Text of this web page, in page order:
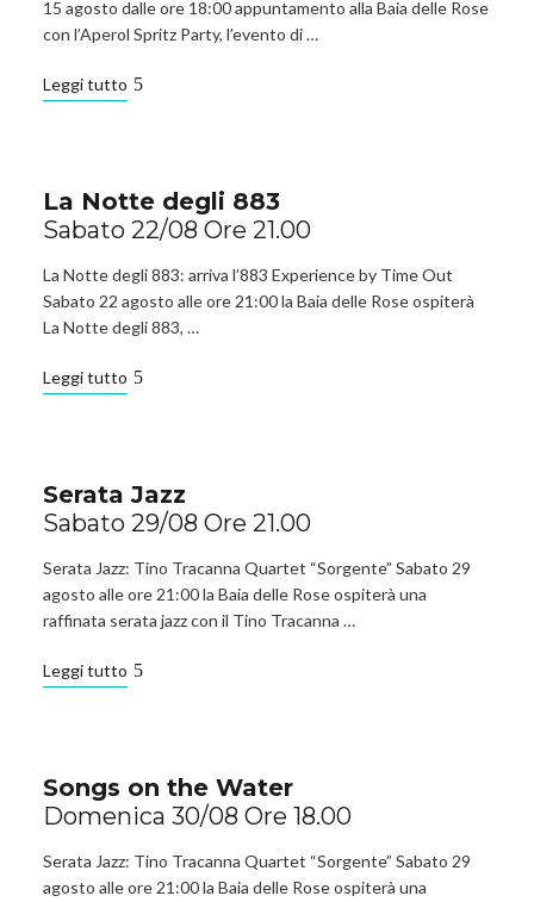
15 agosto dalle ore 18:00 appuntamento alla Baia delle Rose
con l’Aperol Spritz Party, l’evento di …
Leggi tutto
La Notte degli 883
Sabato 22/08 Ore 21.00
La Notte degli 883: arriva l’883 Experience by Time Out
Sabato 22 agosto alle ore 21:00 la Baia delle Rose ospiterà
La Notte degli 883, …
Leggi tutto
Serata Jazz
Sabato 29/08 Ore 21.00
Serata Jazz: Tino Tracanna Quartet “Sorgente” Sabato 29
agosto alle ore 21:00 la Baia delle Rose ospiterà una
raffinata serata jazz con il Tino Tracanna …
Leggi tutto
Songs on the Water
Domenica 30/08 Ore 18.00
Serata Jazz: Tino Tracanna Quartet “Sorgente” Sabato 29
agosto alle ore 21:00 la Baia delle Rose ospiterà una